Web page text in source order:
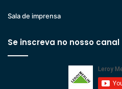
Sala de imprensa
Se inscreva no nosso canal